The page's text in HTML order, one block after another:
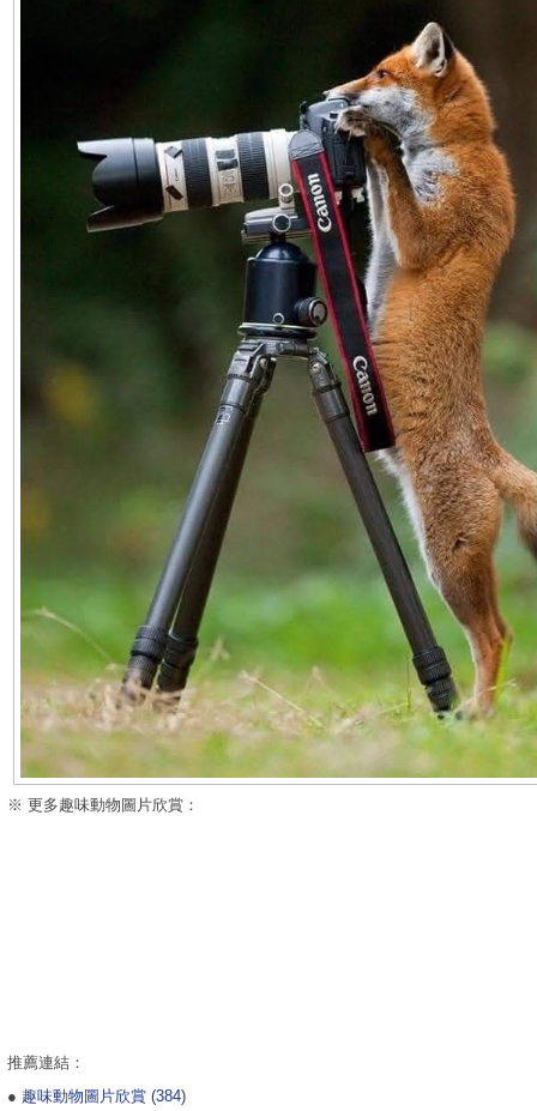
※ 更多趣味動物圖片欣賞：
推薦連結：
● 趣味動物圖片欣賞 (384)